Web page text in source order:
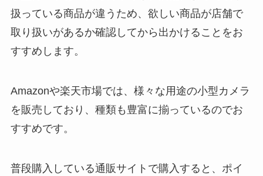
ドライバーが売ってる場所は？ド
ラッグストアや100均やニトリで
近くのしきみの販売店はどこ？ス
ーパーやオンラインショップで買
たもぎ茸はどこで売ってる？イオ
扱っている商品が違うため、欲しい商品が店舗で
取り扱いがあるか確認してから出かけることをお
すすめします。
Amazonや楽天市場では、様々な用途の小型カメラ
を販売しており、種類も豊富に揃っているのでお
すすめです。
普段購入している通販サイトで購入すると、ポイ